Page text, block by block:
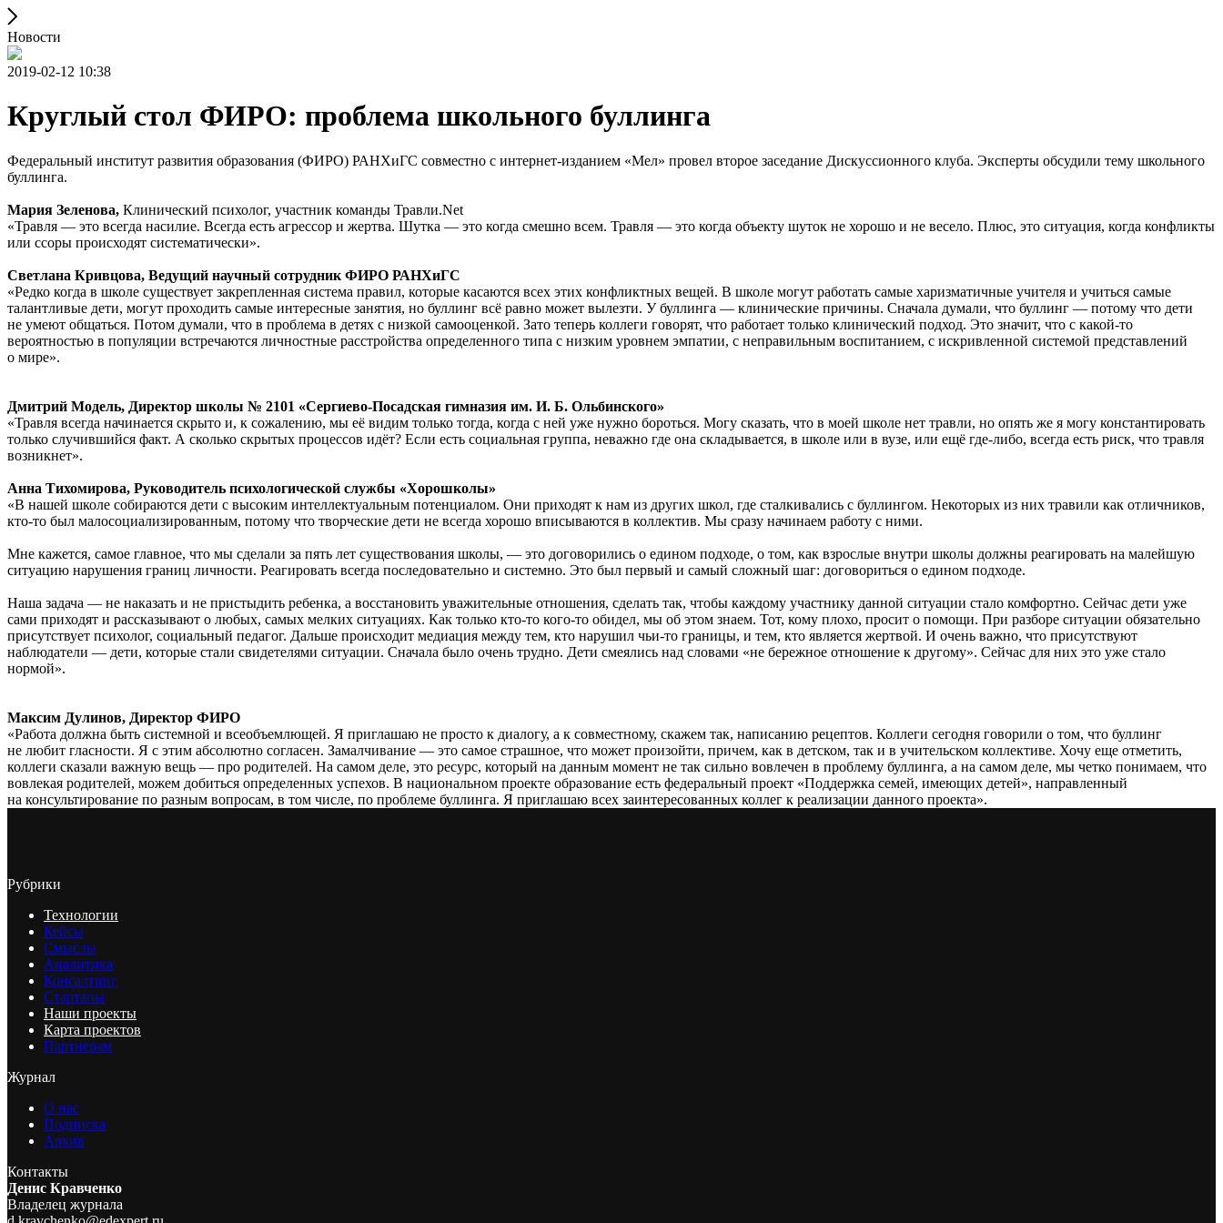
Новости
2019-02-12 10:38
Круглый стол ФИРО: проблема школьного буллинга
Федеральный институт развития образования (ФИРО) РАНХиГС совместно с интернет-изданием «Мел» провел второе заседание Дискуссионного клуба. Эксперты обсудили тему школьного
буллинга.
Мария Зеленова, Клинический психолог, участник команды Травли.Net
«Травля — это всегда насилие. Всегда есть агрессор и жертва. Шутка — это когда смешно всем. Травля — это когда объекту шуток не хорошо и не весело. Плюс, это ситуация, когда конфликты
или ссоры происходят систематически».
Светлана Кривцова, Ведущий научный сотрудник ФИРО РАНХиГС
«Редко когда в школе существует закрепленная система правил, которые касаются всех этих конфликтных вещей. В школе могут работать самые харизматичные учителя и учиться самые
талантливые дети, могут проходить самые интересные занятия, но буллинг всё равно может вылезти. У буллинга — клинические причины. Сначала думали, что буллинг — потому что дети
не умеют общаться. Потом думали, что в проблема в детях с низкой самооценкой. Зато теперь коллеги говорят, что работает только клинический подход. Это значит, что с какой-то
вероятностью в популяции встречаются личностные расстройства определенного типа с низким уровнем эмпатии, с неправильным воспитанием, с искривленной системой представлений
о мире».
Дмитрий Модель, Директор школы № 2101 «Сергиево-Посадская гимназия им. И. Б. Ольбинского»
«Травля всегда начинается скрыто и, к сожалению, мы её видим только тогда, когда с ней уже нужно бороться. Могу сказать, что в моей школе нет травли, но опять же я могу константировать
только случившийся факт. А сколько скрытых процессов идёт? Если есть социальная группа, неважно где она складывается, в школе или в вузе, или ещё где-либо, всегда есть риск, что травля
возникнет».
Анна Тихомирова, Руководитель психологической службы «Хорошколы»
«В нашей школе собираются дети с высоким интеллектуальным потенциалом. Они приходят к нам из других школ, где сталкивались с буллингом. Некоторых из них травили как отличников,
кто-то был малосоциализированным, потому что творческие дети не всегда хорошо вписываются в коллектив. Мы сразу начинаем работу с ними.
Мне кажется, самое главное, что мы сделали за пять лет существования школы, — это договорились о едином подходе, о том, как взрослые внутри школы должны реагировать на малейшую
ситуацию нарушения границ личности. Реагировать всегда последовательно и системно. Это был первый и самый сложный шаг: договориться о едином подходе.
Наша задача — не наказать и не пристыдить ребенка, а восстановить уважительные отношения, сделать так, чтобы каждому участнику данной ситуации стало комфортно. Сейчас дети уже
сами приходят и рассказывают о любых, самых мелких ситуациях. Как только кто-то кого-то обидел, мы об этом знаем. Тот, кому плохо, просит о помощи. При разборе ситуации обязательно
присутствует психолог, социальный педагог. Дальше происходит медиация между тем, кто нарушил чьи-то границы, и тем, кто является жертвой. И очень важно, что присутствуют
наблюдатели — дети, которые стали свидетелями ситуации. Сначала было очень трудно. Дети смеялись над словами «не бережное отношение к другому». Сейчас для них это уже стало
нормой».
Максим Дулинов, Директор ФИРО
«Работа должна быть системной и всеобъемлющей. Я приглашаю не просто к диалогу, а к совместному, скажем так, написанию рецептов. Коллеги сегодня говорили о том, что буллинг
не любит гласности. Я с этим абсолютно согласен. Замалчивание — это самое страшное, что может произойти, причем, как в детском, так и в учительском коллективе. Хочу еще отметить,
коллеги сказали важную вещь — про родителей. На самом деле, это ресурс, который на данным момент не так сильно вовлечен в проблему буллинга, а на самом деле, мы четко понимаем, что
вовлекая родителей, можем добиться определенных успехов. В национальном проекте образование есть федеральный проект «Поддержка семей, имеющих детей», направленный
на консультирование по разным вопросам, в том числе, по проблеме буллинга. Я приглашаю всех заинтересованных коллег к реализации данного проекта».
Рубрики
Технологии
Кейсы
Смыслы
Аналитика
Консалтинг
Стартапы
Наши проекты
Карта проектов
Партнерам
Журнал
О нас
Подписка
Архив
Контакты
Денис Кравченко
Владелец журнала